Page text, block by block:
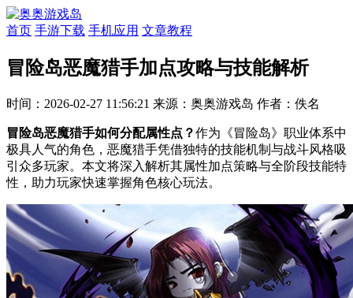
首页 手游下载 手机应用 文章教程
冒险岛恶魔猎手加点攻略与技能解析
时间：2026-02-27 11:56:21 来源：奥奥游戏岛 作者：佚名
冒险岛恶魔猎手如何分配属性点？作为《冒险岛》职业体系中
极具人气的角色，恶魔猎手凭借独特的技能机制与战斗风格吸
引众多玩家。本文将深入解析其属性加点策略与全阶段技能特
性，助力玩家快速掌握角色核心玩法。